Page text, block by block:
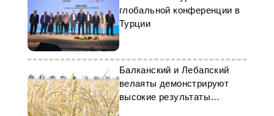
глобальной конференции в
Турции
Балканский и Лебапский
велаяты демонстрируют
высокие результаты
аграрного сезона